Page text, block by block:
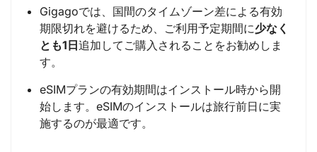
Gigagoでは、国間のタイムゾーン差による有効
期限切れを避けるため、ご利用予定期間に少なく
とも1日追加してご購入されることをお勧めしま
す。
eSIMプランの有効期間はインストール時から開
始します。eSIMのインストールは旅行前日に実
施するのが最適です。